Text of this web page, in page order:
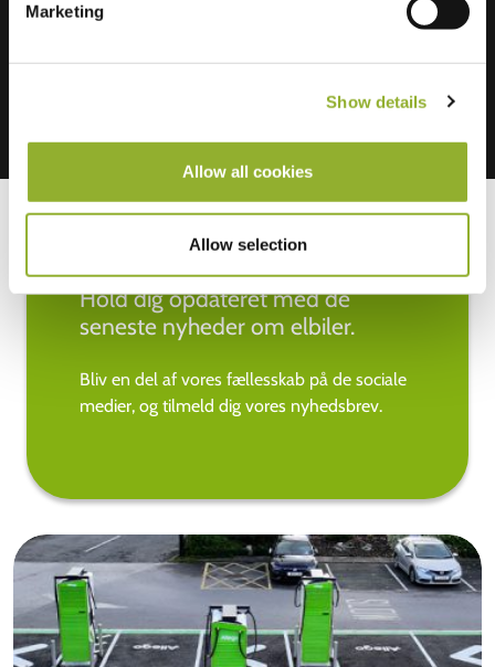
Marketing
Show details
Allow all cookies
Allow selection
Hold dig opdateret med de
seneste nyheder om elbiler.
Bliv en del af vores fællesskab på de sociale
medier, og tilmeld dig vores nyhedsbrev.